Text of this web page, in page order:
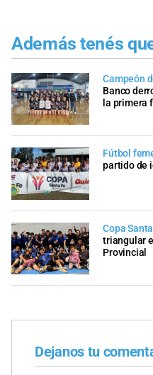
Además tenés
Campeón
Banco
la primera
Fútbol
partido de
Copa
triangular
Provincial
Dejanos tu